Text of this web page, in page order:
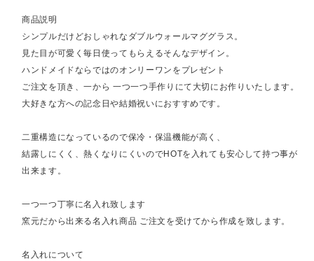
商品説明
シンプルだけどおしゃれなダブルウォールマググラス。
見た目が可愛く毎日使ってもらえるそんなデザイン。
ハンドメイドならではのオンリーワンをプレゼント
ご注文を頂き、一から 一つ一つ手作りにて大切にお作りいたします。
大好きな方への記念日や結婚祝いにおすすめです。
二重構造になっているので保冷・保温機能が高く、
結露しにくく、熱くなりにくいのでHOTを入れても安心して持つ事が
出来ます。
一つ一つ丁寧に名入れ致します
窯元だから出来る名入れ商品 ご注文を受けてから作成を致します。
名入れについて